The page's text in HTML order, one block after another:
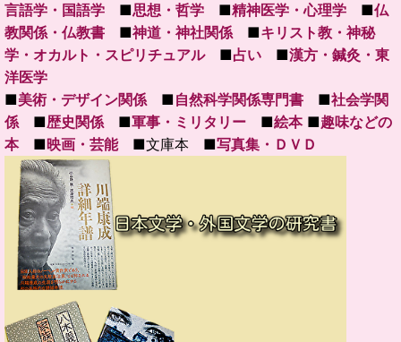
言語学・国語学 ■思想・哲学 ■精神医学・心理学 ■仏
教関係・仏教書 ■神道・神社関係■キリスト教・神秘
学・オカルト・スピリチュアル■占い ■漢方・鍼灸・東
洋医学
■美術・デザイン関係■自然科学関係専門書 ■社会学関
係■歴史関係■軍事・ミリタリー ■絵本■趣味などの
本■映画・芸能■文庫本 ■写真集・ＤＶＤ